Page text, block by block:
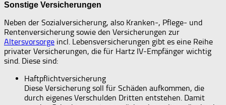
Sonstige Versicherungen
Neben der Sozialversicherung, also Kranken-, Pflege- und
Rentenversicherung sowie den Versicherungen zur
Altersvorsorge incl. Lebensversicherungen gibt es eine Reihe
privater Versicherungen, die für Hartz IV-Empfänger wichtig
sind. Diese sind:
Haftpflichtversicherung
Diese Versicherung soll für Schäden aufkommen, die
durch eigenes Verschulden Dritten entstehen. Damit